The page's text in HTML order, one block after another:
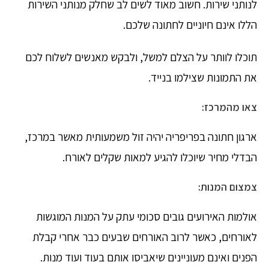
לנותני שירות. חשוב מאוד לשים לב שחלק מנותני השירות
הללו אינם חיוניים לחתונה שלכם.
תוכלו לוותר על הצלם למשל, ולבקש מאנשים לשלוח לכם
את התמונות שצילמו בנייד.
צאו מהמרכז:
ארגון חתונה בפריפריה יהיה זול משמעותית מאשר במרכז,
הבדלי מחיר שיוכלו להגיע למאות שקלים לאורח.
צמצום המנות:
אולמות האירועים גובים סכומי עתק על המנות המוגשות
לאורחים, כאשר לרוב האורחים שבעים כבר אחרי קבלת
הפנים ואינם מעוניינים שיאביסו אותם בעוד ועוד מנות.